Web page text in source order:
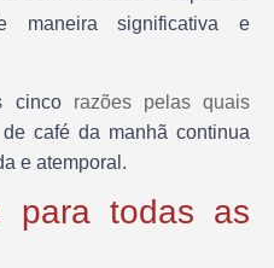
maneira significativa e
cinco razões pelas quais
café da manhã continua
e atemporal.
para todas as